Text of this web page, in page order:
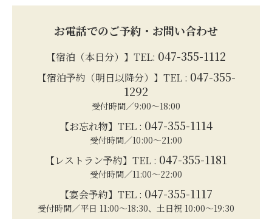
お電話でのご予約・お問い合わせ
【宿泊（本日分）】TEL: 047-355-1112
【宿泊予約（明日以降分）】TEL : 047-355-
1292
受付時間／9:00～18:00
【お忘れ物】TEL : 047-355-1114
受付時間／10:00～21:00
【レストラン予約】TEL : 047-355-1181
受付時間／11:00～22:00
【宴会予約】TEL : 047-355-1117
受付時間／平日 11:00～18:30、土日祝 10:00～19:30